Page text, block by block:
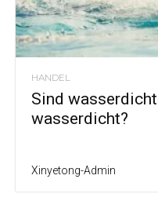
HANDEL
Sind
wasserdicht?
Xinyetong-Admin